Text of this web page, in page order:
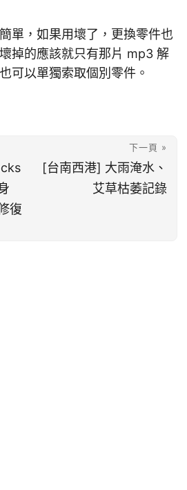
單，如果用壞了，更換零件也
掉的應該就只有那片 mp3 解
可以單獨索取個別零件。
復
下一頁 »
[台南西港] 大雨淹水、
艾草枯萎記錄